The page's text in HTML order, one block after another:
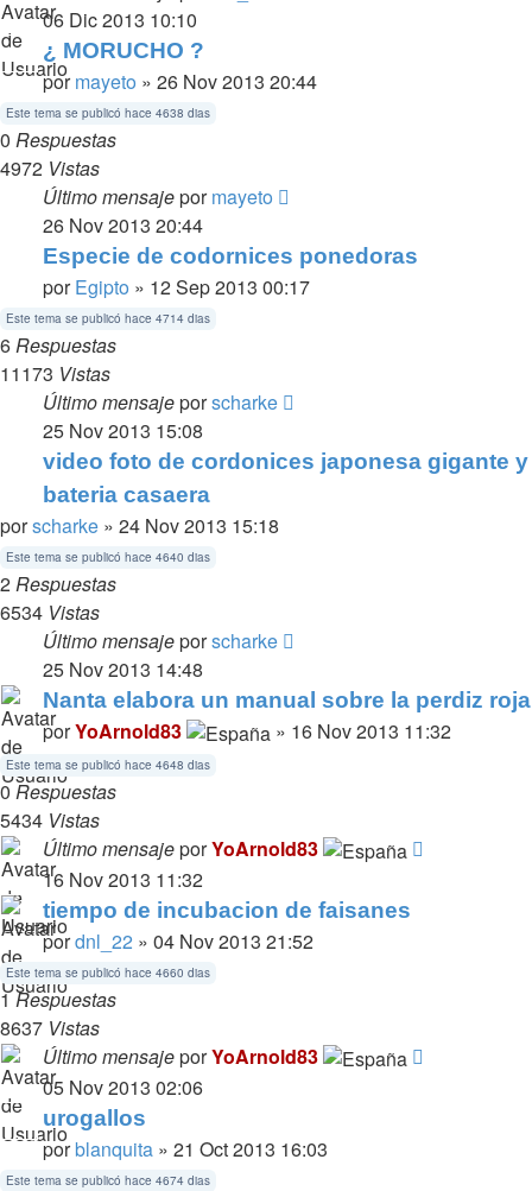
06 Dic 2013 10:10
¿ MORUCHO ?
pormayeto » 26 Nov 2013 20:44
Este tema se publicó hace 4638 dias
0 Respuestas
4972 Vistas
Último mensajepormayeto
26 Nov 2013 20:44
Especie de codornices ponedoras
porEgipto » 12 Sep 2013 00:17
Este tema se publicó hace 4714 dias
6Respuestas
11173 Vistas
Último mensajeporscharke
25 Nov 2013 15:08
video foto de cordonices japonesa gigante y
bateria casaera
porscharke » 24 Nov 2013 15:18
Este tema se publicó hace 4640 dias
2Respuestas
6534 Vistas
Último mensajeporscharke
25 Nov 2013 14:48
Nanta elabora un manual sobre la perdiz roja
porYoArnold83 » 16 Nov 2013 11:32
Este tema se publicó hace 4648 dias
0Respuestas
5434 Vistas
Último mensajeporYoArnold83
16 Nov 2013 11:32
tiempo de incubacion de faisanes
pordnl_22 » 04 Nov 2013 21:52
Este tema se publicó hace 4660 dias
1Respuestas
8637 Vistas
Último mensajeporYoArnold83
05 Nov 2013 02:06
urogallos
porblanquita » 21 Oct 2013 16:03
Este tema se publicó hace 4674 dias